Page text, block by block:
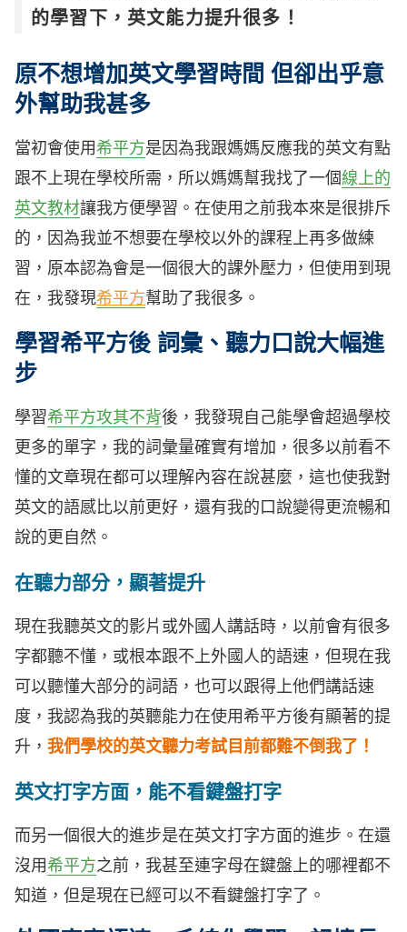
的學習下，英文能力提升很多！
原不想增加英文學習時間 但卻出乎意
外幫助我甚多
當初會使用希平方是因為我跟媽媽反應我的英文有點
跟不上現在學校所需，所以媽媽幫我找了一個線上的
英文教材讓我方便學習。在使用之前我本來是很排斥
的，因為我並不想要在學校以外的課程上再多做練
習，原本認為會是一個很大的課外壓力，但使用到現
在，我發現希平方幫助了我很多。
學習希平方後 詞彙、聽力口說大幅進
步
學習希平方攻其不背後，我發現自己能學會超過學校
更多的單字，我的詞彙量確實有增加，很多以前看不
懂的文章現在都可以理解內容在說甚麼，這也使我對
英文的語感比以前更好，還有我的口說變得更流暢和
說的更自然。
在聽力部分，顯著提升
現在我聽英文的影片或外國人講話時，以前會有很多
字都聽不懂，或根本跟不上外國人的語速，但現在我
可以聽懂大部分的詞語，也可以跟得上他們講話速
度，我認為我的英聽能力在使用希平方後有顯著的提
升， 我們學校的英文聽力考試目前都難不倒我了！
英文打字方面，能不看鍵盤打字
而另一個很大的進步是在英文打字方面的進步。在還
沒用希平方之前，我甚至連字母在鍵盤上的哪裡都不
知道，但是現在已經可以不看鍵盤打字了。